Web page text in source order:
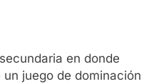
en donde
juego de dominación